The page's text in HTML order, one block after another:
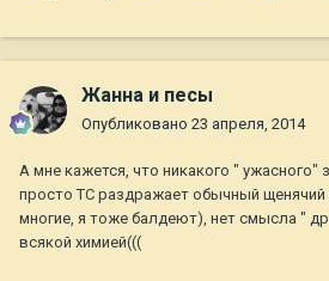
Жанна и песы
Опубликовано 23 апреля, 2014
А мне кажется, что никакого " ужасного"
просто ТС раздражает обычный щенячий
многие, я тоже балдеют), нет смысла "
всякой химией(((